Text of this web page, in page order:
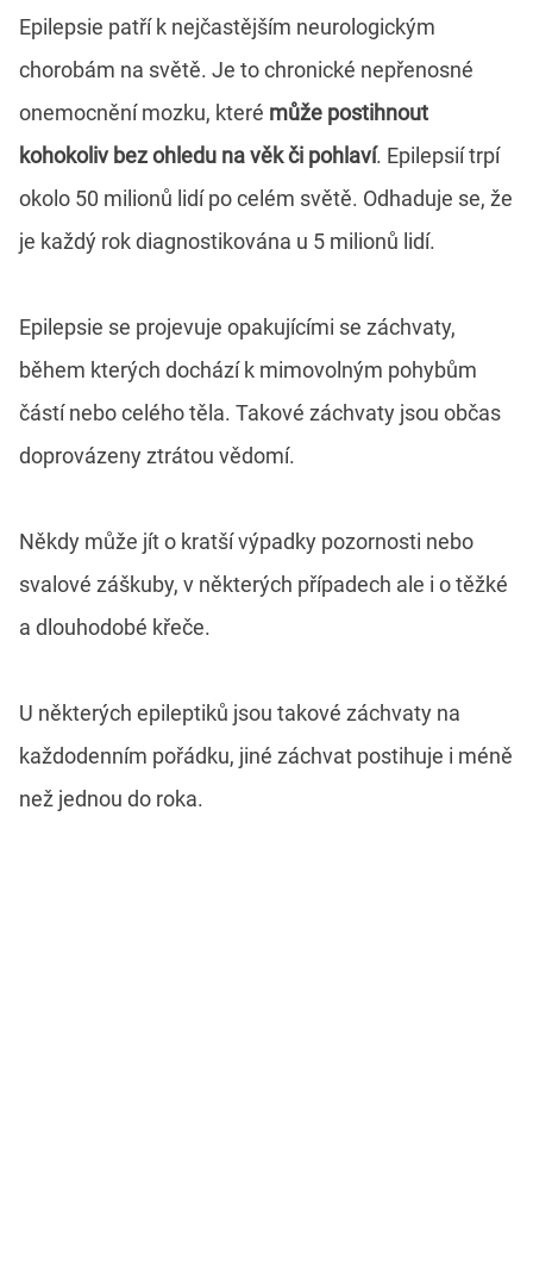
Epilepsie patří k nejčastějším neurologickým
chorobám na světě. Je to chronické nepřenosné
onemocnění mozku, které může postihnout
kohokoliv bez ohledu na věk či pohlaví. Epilepsií trpí
okolo 50 milionů lidí po celém světě. Odhaduje se, že
je každý rok diagnostikována u 5 milionů lidí.
Epilepsie se projevuje opakujícími se záchvaty,
během kterých dochází k mimovolným pohybům
částí nebo celého těla. Takové záchvaty jsou občas
doprovázeny ztrátou vědomí.
Někdy může jít o kratší výpadky pozornosti nebo
svalové záškuby, v některých případech ale i o těžké
a dlouhodobé křeče.
U některých epileptiků jsou takové záchvaty na
každodenním pořádku, jiné záchvat postihuje i méně
než jednou do roka.